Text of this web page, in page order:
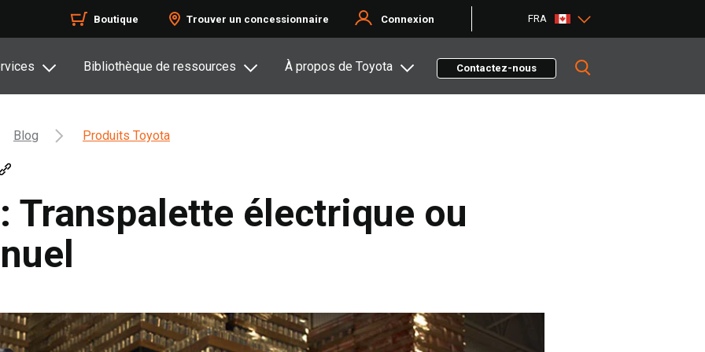
Boutique Trouver un concessionnaire Connexion FRA
Bibliothèque de ressources À propos de Toyota Contactez-nous
Blog Produits Toyota
Transpalette électrique ou